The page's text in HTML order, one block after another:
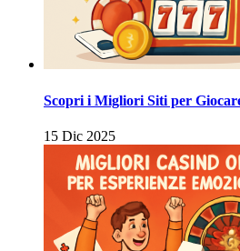
Scopri i Migliori Siti per
15 Dic 2025